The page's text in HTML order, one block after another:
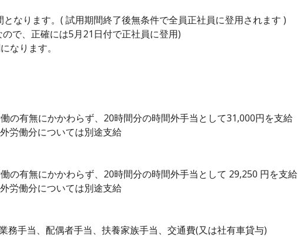
となります。( 試用期間終了後無条件で全員正社員に登用されます )
で、正確には5月21日付で正社員に登用)
なります。
の有無にかかわらず、20時間分の時間外手当として31,000円を支給
労働分については別途支給
の有無にかかわらず、20時間分の時間外手当として 29,250 円を支給
労働分については別途支給
務手当、配偶者手当、扶養家族手当、交通費(又は社有車貸与)